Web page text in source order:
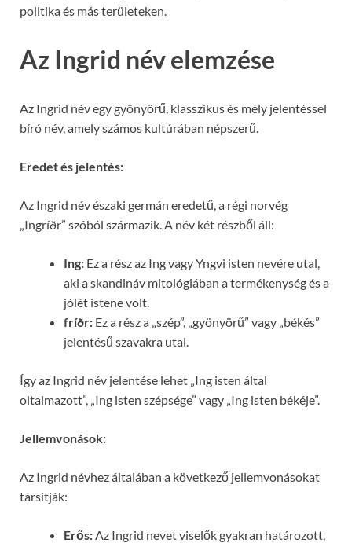
politika és más területeken.
Az Ingrid név elemzése
Az Ingrid név egy gyönyörű, klasszikus és mély jelentéssel
bíró név, amely számos kultúrában népszerű.
Eredet és jelentés:
Az Ingrid név északi germán eredetű, a régi norvég
„Ingríðr” szóból származik. A név két részből áll:
Ing: Ez a rész az Ing vagy Yngvi isten nevére utal,
aki a skandináv mitológiában a termékenység és a
jólét istene volt.
fríðr: Ez a rész a „szép”, „gyönyörű” vagy „békés”
jelentésű szavakra utal.
Így az Ingrid név jelentése lehet „Ing isten által
oltalmazott”, „Ing isten szépsége” vagy „Ing isten békéje”.
Jellemvonások:
Az Ingrid névhez általában a következő jellemvonásokat
társítják:
Erős:Az Ingrid nevet viselők gyakran határozott,